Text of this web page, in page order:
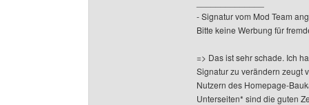
- Signatur vom Mod Team
Bitte keine Werbung für
=> Das ist sehr schade. Ich
Signatur zu verändern zeugt
Nutzern des Homepage-
Unterseiten* sind die guten